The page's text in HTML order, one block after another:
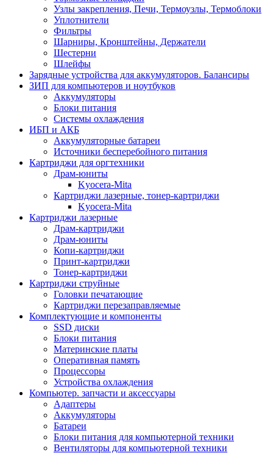
Узлы закрепления, Печи, Термоузлы, Термоблоки
Уплотнители
Фильтры
Шарниры, Кронштейны, Держатели
Шестерни
Шлейфы
Зарядные устройства для аккумуляторов. Балансиры
ЗИП для компьютеров и ноутбуков
Аккумуляторы
Блоки питания
Системы охлаждения
ИБП и АКБ
Аккумуляторные батареи
Источники бесперебойного питания
Картриджи для оргтехники
Драм-юниты
Kyocera-Mita
Картриджи лазерные, тонер-картриджи
Kyocera-Mita
Картриджи лазерные
Драм-картриджи
Драм-юниты
Копи-картриджи
Принт-картриджи
Тонер-картриджи
Картриджи струйные
Головки печатающие
Картриджи перезаправляемые
Комплектующие и компоненты
SSD диски
Блоки питания
Материнские платы
Оперативная память
Процессоры
Устройства охлаждения
Компьютер. запчасти и аксессуары
Адаптеры
Аккумуляторы
Батареи
Блоки питания для компьютерной техники
Вентиляторы для компьютерной техники